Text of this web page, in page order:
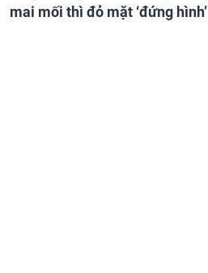
mai mối thì đỏ mặt ‘đứng hình’